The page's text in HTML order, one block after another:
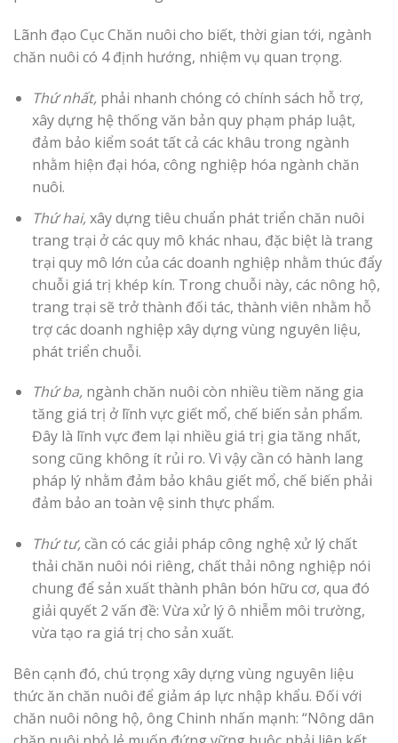
Lãnh đạo Cục Chăn nuôi cho biết, thời gian tới, ngành
chăn nuôi có 4 định hướng, nhiệm vụ quan trọng.
Thứ nhất,phải nhanh chóng có chính sách hỗ trợ,
xây dựng hệ thống văn bản quy phạm pháp luật,
đảm bảo kiểm soát tất cả các khâu trong ngành
nhằm hiện đại hóa, công nghiệp hóa ngành chăn
nuôi.
Thứ hai,xây dựng tiêu chuẩn phát triển chăn nuôi
trang trại ở các quy mô khác nhau, đặc biệt là trang
trại quy mô lớn của các doanh nghiệp nhằm thúc đẩy
chuỗi giá trị khép kín. Trong chuỗi này, các nông hộ,
trang trại sẽ trở thành đối tác, thành viên nhằm hỗ
trợ các doanh nghiệp xây dựng vùng nguyên liệu,
phát triển chuỗi.
Thứ ba,ngành chăn nuôi còn nhiều tiềm năng gia
tăng giá trị ở lĩnh vực giết mổ, chế biến sản phẩm.
Đây là lĩnh vực đem lại nhiều giá trị gia tăng nhất,
song cũng không ít rủi ro. Vì vậy cần có hành lang
pháp lý nhằm đảm bảo khâu giết mổ, chế biến phải
đảm bảo an toàn vệ sinh thực phẩm.
Thứ tư,cần có các giải pháp công nghệ xử lý chất
thải chăn nuôi nói riêng, chất thải nông nghiệp nói
chung để sản xuất thành phân bón hữu cơ, qua đó
giải quyết 2 vấn đề: Vừa xử lý ô nhiễm môi trường,
vừa tạo ra giá trị cho sản xuất.
Bên cạnh đó, chú trọng xây dựng vùng nguyên liệu
thức ăn chăn nuôi để giảm áp lực nhập khẩu. Đối với
chăn nuôi nông hộ, ông Chinh nhấn mạnh: “Nông dân